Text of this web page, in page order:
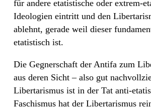
für andere etatistische oder extrem-
Ideologien eintritt und den
ablehnt, gerade weil dieser
etatistisch ist.
Die Gegnerschaft der Antifa zum
aus deren Sicht – also gut
Libertarismus ist in der Tat anti-
Faschismus hat der Libertarismus